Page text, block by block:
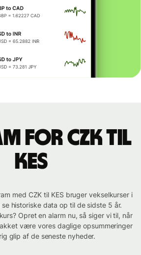
for CZK til
KES
med CZK til KES bruger vekselkurser i
historiske data op til de sidste 5 år.
Opret en alarm nu, så siger vi til, når
være vores daglige opsummeringer
glip af de seneste nyheder.